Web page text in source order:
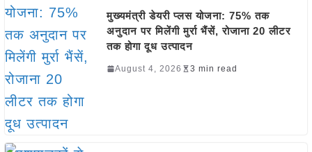
मुख्यमंत्री डेयरी प्लस योजना: 75% तक
अनुदान पर मिलेंगी मुर्रा भैंसें, रोजाना 20 लीटर
तक होगा दूध उत्पादन
August 4, 2026 3 min read